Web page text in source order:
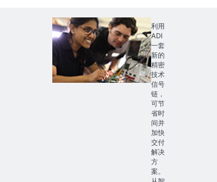
利用
ADI
一套
新的
精密
技术
信号
链，
可节
省时
间并
加快
交付
解决
方
案。